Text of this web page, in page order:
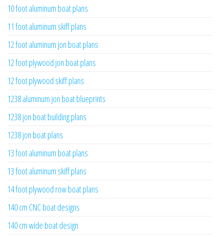
10 foot aluminum boat plans
11 foot aluminum skiff plans
12 foot aluminum jon boat plans
12 foot plywood jon boat plans
12 foot plywood skiff plans
1238 aluminum jon boat blueprints
1238 jon boat building plans
1238 jon boat plans
13 foot aluminum boat plans
13 foot aluminum skiff plans
14 foot plywood row boat plans
140 cm CNC boat designs
140 cm wide boat design